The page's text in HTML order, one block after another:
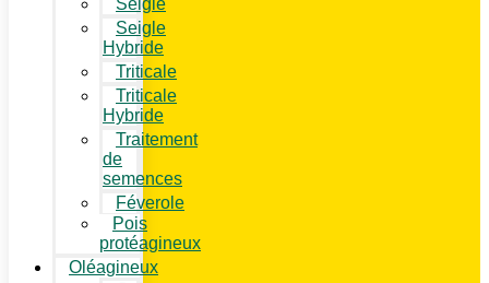
Seigle
Seigle
Hybride
Triticale
Triticale
Hybride
Traitement
de
semences
Féverole
Pois
protéagineux
Oléagineux